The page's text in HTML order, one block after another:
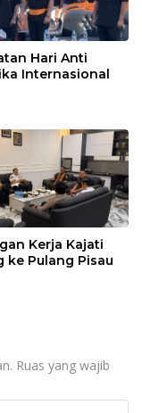
Hari Anti
Internasional
Kerja Kajati
ke Pulang Pisau
Ruas yang wajib